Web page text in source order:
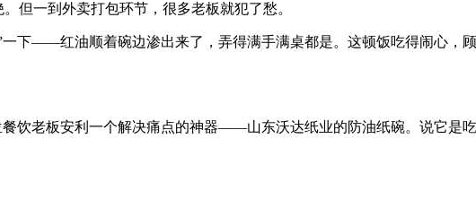
但一到外卖打包环节，很多老板就犯了愁。
下——红油顺着碗边渗出来了，弄得满手满桌都是。这顿饭吃得闹心，
饮老板安利一个解决痛点的神器——山东沃达纸业的防油纸碗。说它是